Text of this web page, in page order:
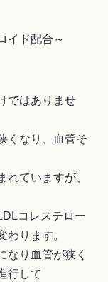
イド配合～
ではありませ
くなり、血管そ
れていますが、
コレステロー
わります。
なり血管が狭く
行して